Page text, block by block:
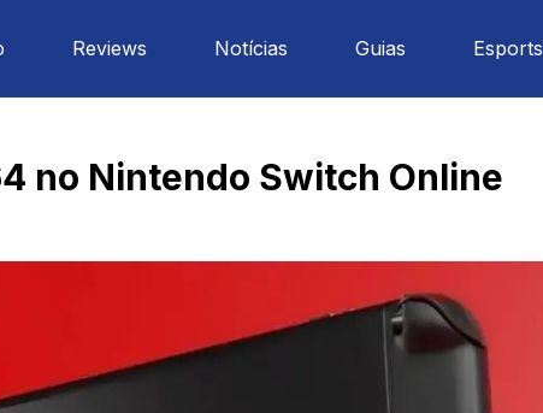
Reviews Notícias Guias Esports
no Nintendo Switch Online